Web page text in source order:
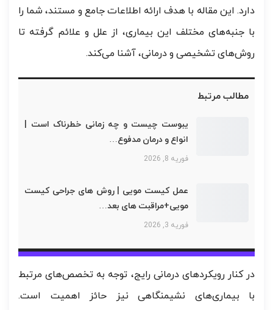
دارد. این مقاله با هدف ارائه اطلاعات جامع و مستند، شما را
با جنبه‌های مختلف این بیماری، از علل و علائم گرفته تا
روش‌های تشخیصی و درمانی، آشنا می‌کند.
مطالب مرتبط
یبوست چیست و چه زمانی خطرناک است |
انواع و درمان مدفوع…
فوریه 8, 2026
عمل کیست مویی | روش های جراحی کیست
مویی+مراقبت های بعد…
فوریه 3, 2026
در کنار رویکردهای درمانی رایج، توجه به تخصص‌های مرتبط
با بیماری‌های نشیمنگاهی نیز حائز اهمیت است.